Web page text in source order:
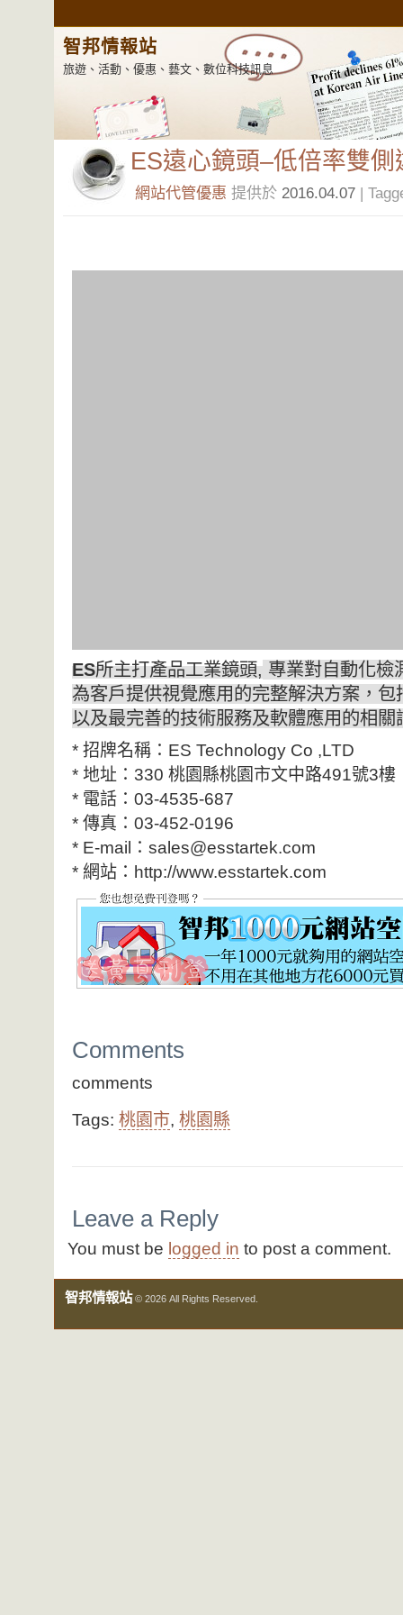
智邦情報站
旅遊、活動、優惠、藝文、數位科技訊息
ES遠心鏡頭–低倍率雙側
網站代管優惠 提供於 2016.04.07 |
ES所主打產品工業鏡頭, 專業對自動化檢
為客戶提供視覺應用的完整解決方案，
以及最完善的技術服務及軟體應用的相關
* 招牌名稱：ES Technology Co ,LTD
* 地址：330 桃園縣桃園市文中路491號3樓
* 電話：03-4535-687
* 傳真：03-452-0196
* E-mail：sales@esstartek.com
* 網站：http://www.esstartek.com
Comments
comments
Tags: 桃園市, 桃園縣
Leave a Reply
You must be logged in to post a comment.
智邦情報站© 2026 All Rights Reserved.